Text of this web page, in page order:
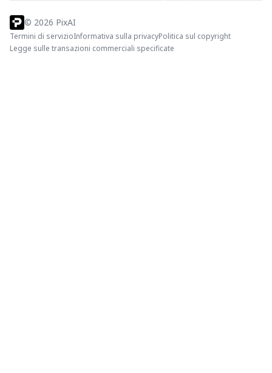
© 2026 PixAI
Termini di servizioInformativa sulla privacyPolitica sul copyright
Legge sulle transazioni commerciali specificate